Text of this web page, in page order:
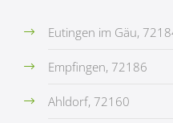
Eutingen im Gäu,
Empfingen, 72186
Ahldorf, 72160